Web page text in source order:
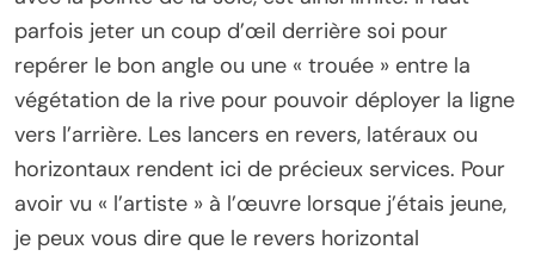
parfois jeter un coup d’œil derrière soi pour
repérer le bon angle ou une « trouée » entre la
végétation de la rive pour pouvoir déployer la ligne
vers l’arrière. Les lancers en revers, latéraux ou
horizontaux rendent ici de précieux services. Pour
avoir vu « l’artiste » à l’œuvre lorsque j’étais jeune,
je peux vous dire que le revers horizontal